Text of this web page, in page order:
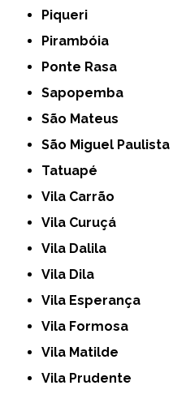
Piqueri
Pirambóia
Ponte Rasa
Sapopemba
São Mateus
São Miguel Paulista
Tatuapé
Vila Carrão
Vila Curuçá
Vila Dalila
Vila Dila
Vila Esperança
Vila Formosa
Vila Matilde
Vila Prudente